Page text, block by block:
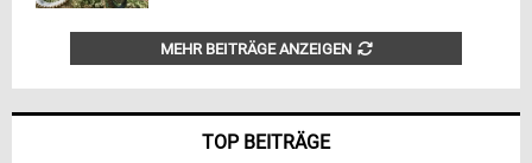
MEHR BEITRÄGE ANZEIGEN
TOP BEITRÄGE